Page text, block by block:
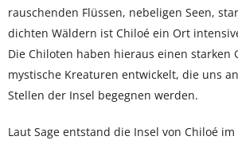
rauschenden Flüssen, nebeligen Seen,
dichten Wäldern ist Chiloé ein Ort
Die Chiloten haben hieraus einen starken
mystische Kreaturen entwickelt, die uns
Stellen der Insel begegnen werden.
Laut Sage entstand die Insel von Chiloé